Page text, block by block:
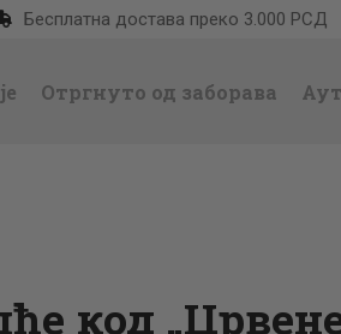
Бесплатна достава преко 3.000 РСД
Отргнуто од заборава
код